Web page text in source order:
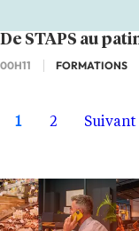
De STAPS au
00H11 FORMATIONS
1 2 Suivant